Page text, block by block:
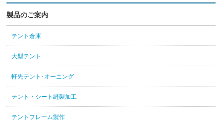
製品のご案内
テント倉庫
大型テント
軒先テント･オーニング
テント・シート縫製加工
テントフレーム製作